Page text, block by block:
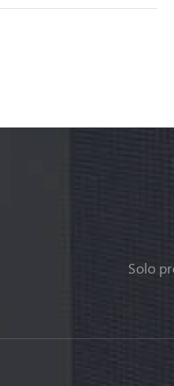
Solo